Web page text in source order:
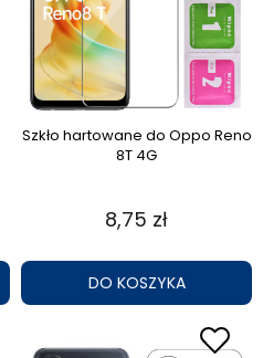
Szkło hartowane do Oppo Reno
8T 4G
8,75 zł
DO KOSZYKA